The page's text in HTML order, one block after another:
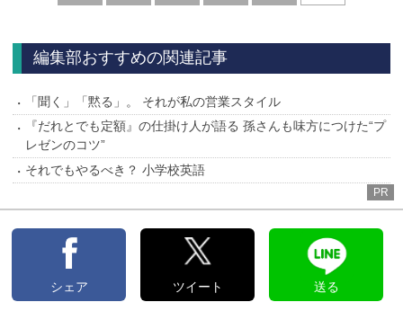
編集部おすすめの関連記事
「聞く」「黙る」。 それが私の営業スタイル
『だれとでも定額』の仕掛け人が語る 孫さんも味方につけた“プ
レゼンのコツ”
それでもやるべき？ 小学校英語
PR
シェア ツイート 送る